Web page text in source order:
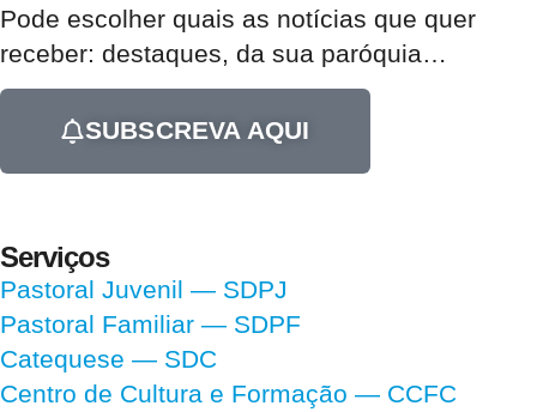
Pode escolher quais as notícias que quer
receber: destaques, da sua paróquia…
SUBSCREVA AQUI
Serviços
Pastoral Juvenil — SDPJ
Pastoral Familiar — SDPF
Catequese — SDC
Centro de Cultura e Formação — CCFC